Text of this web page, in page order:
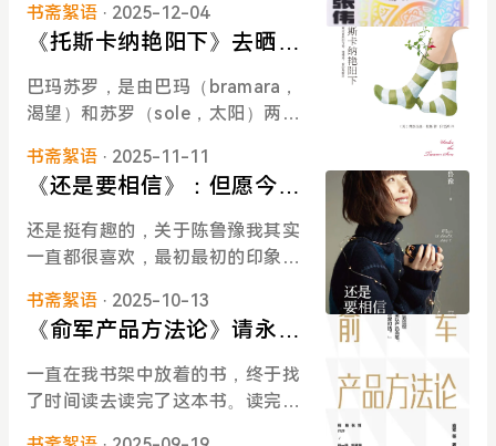
度，但实实在在是个蠢蛋，也很悲
哀。他是不幸的，年幼父母双亡，
回俄国做沙皇继承人。无论是心
智、性格、外貌都没有什么优势，
用尽全力拒绝俄国的一切，一场天
花使他的自卑更是上升到极点，故
而失去了叶卡捷琳娜这样一位好
友。彼得一生慕强，但是却对身边
最强的人视而不见。而蠢蛋在政治
存。痛恨姨母给他带来了现在的这
一切，所以在伊丽莎白过世之后，
多的怨言。我在看到这一段的时
候，有一种 “我稍稍能理解但完全不
认同” 的感觉。我觉得这就是他跟叶
你开心才是最终的奥义。看得我频
频点头，频频认同。并且再一次确
认，大老师真的是非常浪漫的一个
人，比如 我看到下面这段时，整个
感觉被击中了：智者说，水以为自
己越不过沙漠，风跟水说，你不只
是水，你还能变成水蒸气，然后变
成雨，雨下下来，你就又变成了
水。其实沙漠对你来说，根本就不
存在。太浪漫了，真的，太浪漫
了！都会过去的，没有什么是过不
去的。换个角度看问题，问题或许
根本不存在。大老师说也没想着要
教会大家什么，对这本书不要有太
书斋絮语 · 2025-12-04
《托斯卡纳艳阳下》去晒太
阳，给心灵好好放个假
巴玛苏罗，是由巴玛（bramara，
渴望）和苏罗（sole，太阳）两个
书，刚开篇就看到这句话的时候，
我决定好好地感受一下这本书。我
还没有买房，但是在规划中。我也
没有本书作者如此有钱，但是看她
和爱人一起修缮这样一幢老别墅，
让人非常地能感受到他们发自内心
的快乐。现在的生活真的太疲惫
间要处理非常多问题，这中间还要
伴随特别多的情绪压力、承载上级
非人哉的焦虑、被把你当成竞争者
书斋絮语 · 2025-11-11
《还是要相信》：但愿今
晚、今后风平浪静，而我从
容淡定，宠辱不惊
还是挺有趣的，关于陈鲁豫我其实
一直都很喜欢，最初最初的印象也
候在某个杂志上读过的一篇文章，
但是始终没找到，已经不确定是不
是我幻想出来的了。文章大致意思
是讲 鲁豫在上学的时候，每次老师
一个接一个地考背诵课文或单词，
书斋絮语 · 2025-10-13
《俞军产品方法论》请永远
抱有一颗积极的产品心
一直在我书架中放着的书，终于找
了时间读去读完了这本书。读完之